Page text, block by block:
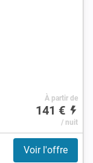
À partir de
141 €
/ nuit
Voir l'offre